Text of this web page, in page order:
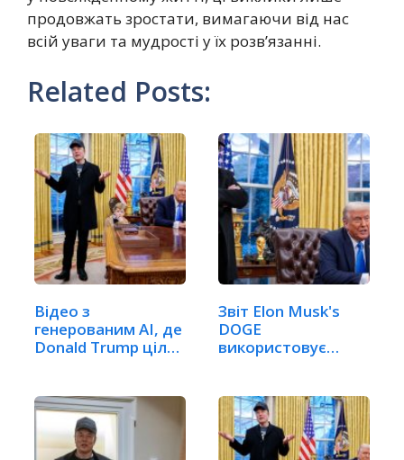
продовжать зростати, вимагаючи від нас
всій уваги та мудрості у їх розв’язанні.
Related Posts:
Відео з
генерованим AI, де
Donald Trump цілує
Звіт Elon Musk's
DOGE
використовує